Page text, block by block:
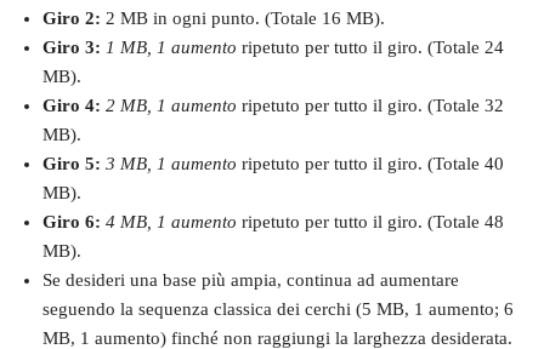
Giro 2: 2 MB in ogni punto. (Totale 16 MB).
Giro 3: 1 MB, 1 aumento ripetuto per tutto il giro. (Totale 24
MB).
Giro 4: 2 MB, 1 aumento ripetuto per tutto il giro. (Totale 32
MB).
Giro 5: 3 MB, 1 aumento ripetuto per tutto il giro. (Totale 40
MB).
Giro 6: 4 MB, 1 aumento ripetuto per tutto il giro. (Totale 48
MB).
Se desideri una base più ampia, continua ad aumentare
seguendo la sequenza classica dei cerchi (5 MB, 1 aumento; 6
MB, 1 aumento) finché non raggiungi la larghezza desiderata.